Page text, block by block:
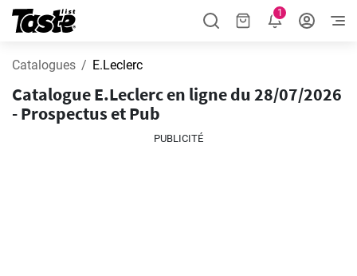
1
Catalogues E.Leclerc
Catalogue E.Leclerc en ligne du 28/07/2026
- Prospectus et Pub
PUBLICITÉ